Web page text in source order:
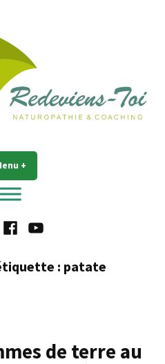
+
FacebookYoutube
: patate
de terre au